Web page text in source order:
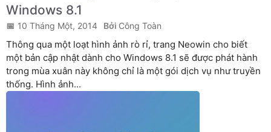
Windows 8.1
10 Tháng Một, 2014 Công Toàn
Thông qua một loạt hình ảnh rò rỉ, trang Neowin cho biết
một bản cập nhật dành cho Windows 8.1 sẽ được phát hành
trong mùa xuân này không chỉ là một gói dịch vụ như truyền
thống. Hình ảnh...